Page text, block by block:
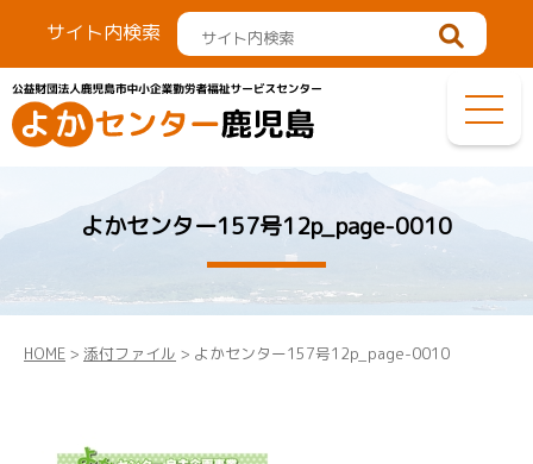
サイト内検索
よかセンター157号12p_page-0010
HOME > 添付ファイル > よかセンター157号12p_page-0010